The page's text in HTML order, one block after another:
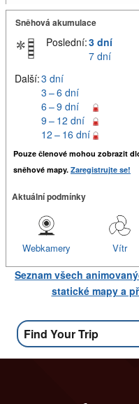
Sněhová akumulace
Poslední:3 dní
7 dní
Další:3 dní
3 – 6 dní
6 – 9 dní
9 – 12 dní
12 – 16 dní
Pouze členové mohou zobrazit
sněhové mapy. Zaregistrujte se!
Aktuální podmínky
Vítr
Webkamery
Seznam všech
statické mapy a
Find Your Trip